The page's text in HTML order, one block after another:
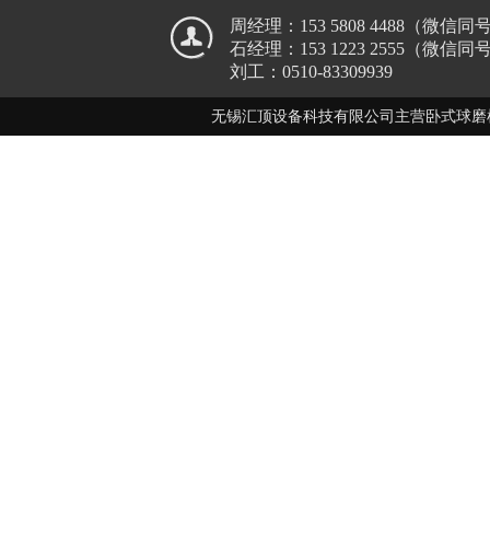
周经理：153 5808 4488（微信同
石经理：153 1223 2555（微信同
刘工：0510-83309939
无锡汇顶设备科技有限公司主营卧式